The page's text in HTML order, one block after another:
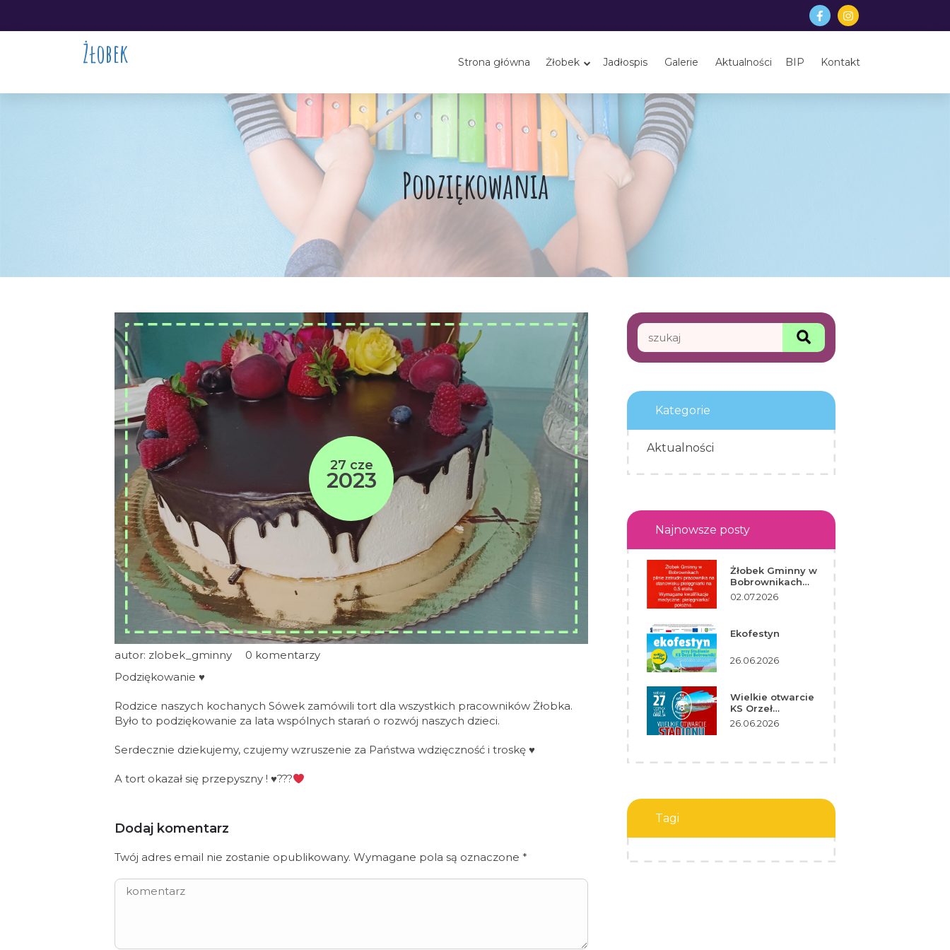
Żłobek Strona główna Żłobek Jadłospis Galerie Aktualności BIP Kontakt
Podziękowania
27 cze
2023
autor: zlobek_gminny
0 komentarzy
Podziękowanie ♥️
Rodzice naszych kochanych Sówek zamówili tort dla wszystkich pracowników Żłobka.
Było to podziękowanie za lata wspólnych starań o rozwój naszych dzieci.
Serdecznie dziekujemy, czujemy wzruszenie za Państwa wdzięczność i troskę ♥️
A tort okazał się przepyszny ! ♥️???
Dodaj komentarz
Twój adres email nie zostanie opublikowany. Wymagane pola są oznaczone *
Search
for:
Search
Kategorie
Aktualności
Najnowsze posty
Żłobek Gminny w
Bobrownikach
zatrudni
02.07.2026
Ekofestyn
26.06.2026
Wielkie otwarcie
KS Orzeł
Bobrowniki
26.06.2026
Tagi